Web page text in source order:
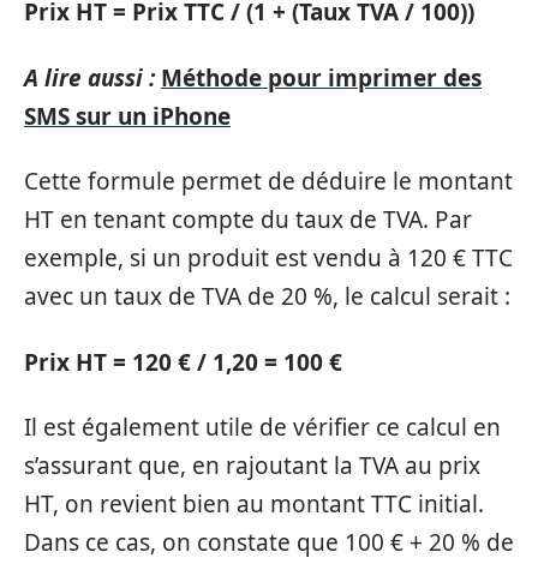
Prix HT = Prix TTC / (1 + (Taux TVA / 100))
A lire aussi : Méthode pour imprimer des
SMS sur un iPhone
Cette formule permet de déduire le montant
HT en tenant compte du taux de TVA. Par
exemple, si un produit est vendu à 120 € TTC
avec un taux de TVA de 20 %, le calcul serait :
Prix HT = 120 € / 1,20 = 100 €
Il est également utile de vérifier ce calcul en
s’assurant que, en rajoutant la TVA au prix
HT, on revient bien au montant TTC initial.
Dans ce cas, on constate que 100 € + 20 % de